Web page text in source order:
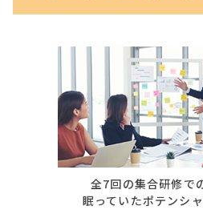
全7回の集合研修で
眠っていたポテンシ